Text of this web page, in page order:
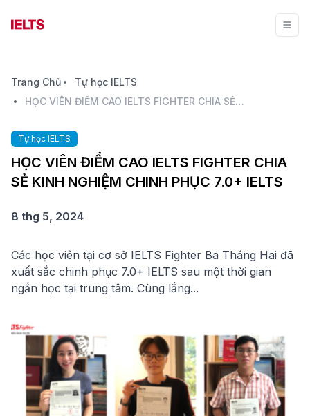
Trang Chủ
Tự học IELTS
HỌC VIÊN ĐIỂM CAO IELTS FIGHTER CHIA SẺ KINH NGHIỆM CHINH PHỤC 7.0+ IELTS
Tự học IELTS
HỌC VIÊN ĐIỂM CAO IELTS FIGHTER CHIA
SẺ KINH NGHIỆM CHINH PHỤC 7.0+ IELTS
8 thg 5, 2024
Các học viên tại cơ sở IELTS Fighter Ba Tháng Hai đã
xuất sắc chinh phục 7.0+ IELTS sau một thời gian
ngắn học tại trung tâm. Cùng lắng...